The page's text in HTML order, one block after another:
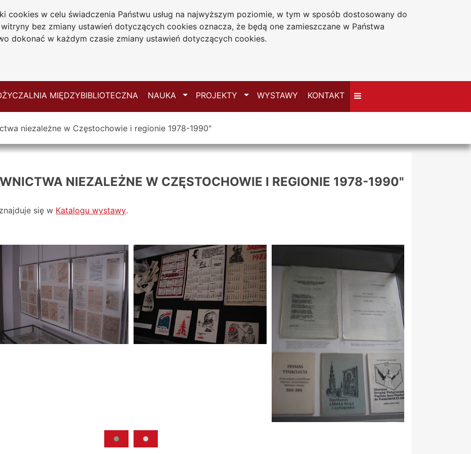
cookies w celu świadczenia Państwu usług na najwyższym poziomie, w tym w sposób dostosowany do
bez zmiany ustawień dotyczących cookies oznacza, że będą one zamieszczane w Państwa
dokonać w każdym czasie zmiany ustawień dotyczących cookies.
Jana Długosza
Deklaracja dostępności
Mapa serwisu
MIĘDZYBIBLIOTECZNA NAUKA Przełącz
PROJEKTY Przełącz
WYSTAWY KONTAKT
niezależne w Częstochowie i regionie 1978-1990"
NIEZALEŻNE W CZĘSTOCHOWIE I REGIONIE 1978-1990"
się w Katalogu wystawy.